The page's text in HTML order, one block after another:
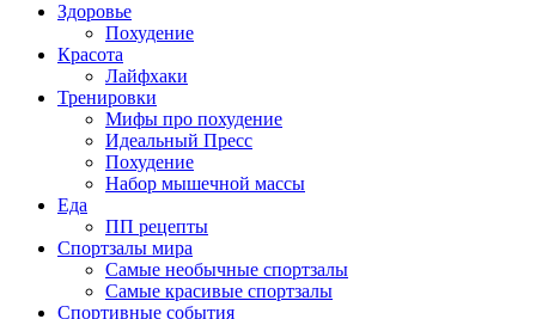
Здоровье
Похудение
Красота
Лайфхаки
Тренировки
Мифы про похудение
Идеальный Пресс
Похудение
Набор мышечной массы
Еда
ПП рецепты
Спортзалы мира
Самые необычные спортзалы
Самые красивые спортзалы
Спортивные события